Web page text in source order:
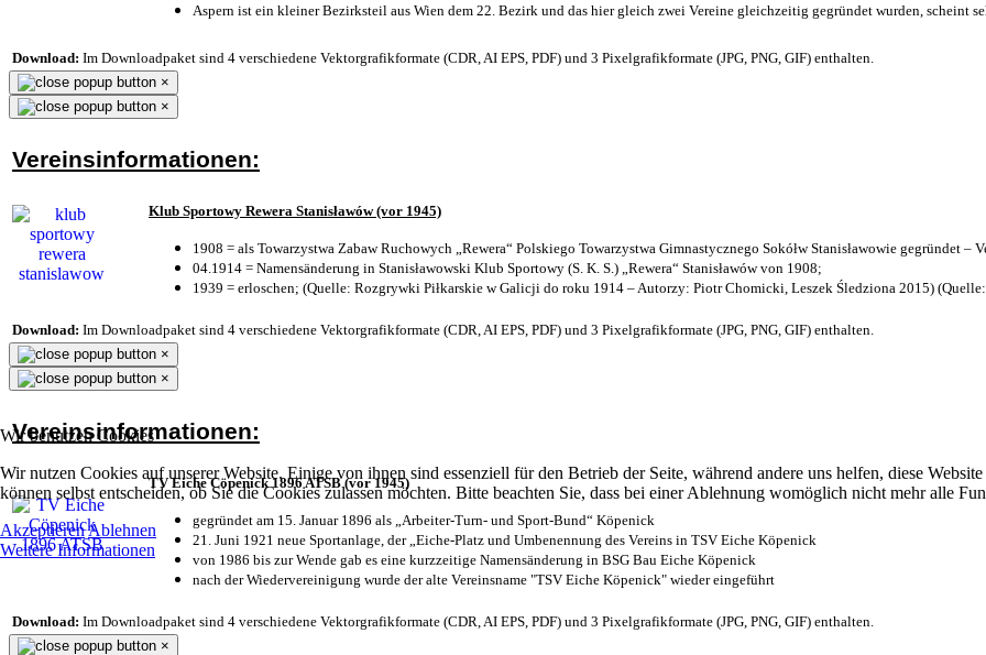
Wir benutzen Cookies
Wir nutzen Cookies auf unserer Website. Einige von ihnen sind essenziell für den Betrieb der Seite, während andere uns helfen, diese
können selbst entscheiden, ob Sie die Cookies zulassen möchten. Bitte beachten Sie, dass bei einer Ablehnung womöglich nicht mehr alle
AkzeptierenAblehnen
Weitere Informationen
Aspern ist ein kleiner Bezirksteil aus Wien dem 22. Bezirk und das hier gleich zwei Vereine gleichzeitig gegründet wurden, scheint
Download: Im Downloadpaket sind 4 verschiedene Vektorgrafikformate (CDR, AI EPS, PDF) und 3 Pixelgrafikformate (JPG, PNG, GIF) enthalten.
×
×
Vereinsinformationen:
Klub Sportowy Rewera Stanisławów (vor 1945)
1908 = als Towarzystwa Zabaw Ruchowych „Rewera“ Polskiego Towarzystwa Gimnastycznego Sokółw Stanisławowie gegründet –
04.1914 = Namensänderung in Stanisławowski Klub Sportowy (S. K. S.) „Rewera“ Stanisławów von 1908;
1939 = erloschen; (Quelle: Rozgrywki Piłkarskie w Galicji do roku 1914 – Autorzy: Piotr Chomicki, Leszek Śledziona 2015) (Quelle:
Download: Im Downloadpaket sind 4 verschiedene Vektorgrafikformate (CDR, AI EPS, PDF) und 3 Pixelgrafikformate (JPG, PNG, GIF) enthalten.
×
×
Vereinsinformationen:
TV Eiche Cöpenick 1896 ATSB (vor 1945)
gegründet am 15. Januar 1896 als „Arbeiter-Turn- und Sport-Bund“ Köpenick
21. Juni 1921 neue Sportanlage, der „Eiche-Platz und Umbenennung des Vereins in TSV Eiche Köpenick
von 1986 bis zur Wende gab es eine kurzzeitige Namensänderung in BSG Bau Eiche Köpenick
nach der Wiedervereinigung wurde der alte Vereinsname "TSV Eiche Köpenick" wieder eingeführt
Download: Im Downloadpaket sind 4 verschiedene Vektorgrafikformate (CDR, AI EPS, PDF) und 3 Pixelgrafikformate (JPG, PNG, GIF) enthalten.
×